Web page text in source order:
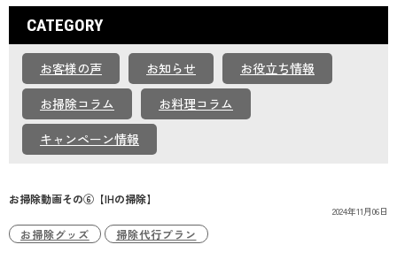
お知らせ
運営会社情報
採用情報
お問い合わせ
個人情報保護方針
CATEGORY
お客様の声 お知らせ
お役立ち情報
お掃除コラム
お料理コラム
キャンペーン情報
お掃除動画その⑥【IHの掃除】
2024年11月06日
お掃除グッズ 掃除代行プラン